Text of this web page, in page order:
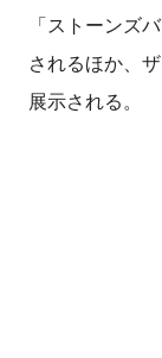
「ストーンズ
されるほか、
展示される。